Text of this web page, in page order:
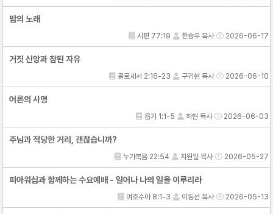
밤의 노래
시편 77:19 한승우 목사 2026-06-17
거짓 신앙과 참된 자유
골로새서 2:16-23 구귀현 목사 2026-06-10
어른의 사명
욥기 1:1-5 허현 목사 2026-06-03
주님과 적당한 거리, 괜찮습니까?
누가복음 22:54 지원일 목사 2026-05-27
피아워십과 함께하는 수요예배 - 일어나 나의 일을 이루리라
여호수아 8:1-3 이동선 목사 2026-05-13